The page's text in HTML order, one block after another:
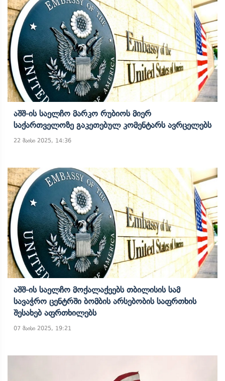
Აშშ-Ის Საელჩო Მარკო Რუბიოს Მიერ
Საქართველოზე Გაკეთებულ Კომენტარს Ავრცელებს
22 მაისი 2025, 14:36
Აშშ-Ის Საელჩო Მოქალაქეებს Თბილისის Სამ
Სავაჭრო Ცენტრში Ბომბის Არსებობის Საფრთხის
Შესახებ Აფრთხილებს
07 მაისი 2025, 19:21